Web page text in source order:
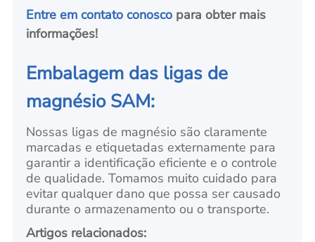
Entre em contato conosco para obter mais
informações!
Embalagem das ligas de
magnésio SAM:
Nossas ligas de magnésio são claramente
marcadas e etiquetadas externamente para
garantir a identificação eficiente e o controle
de qualidade. Tomamos muito cuidado para
evitar qualquer dano que possa ser causado
durante o armazenamento ou o transporte.
Artigos relacionados: